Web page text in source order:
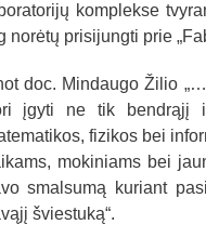
komplekse
norėtų prisijungti prie
doc. Mindaugo Žilio
įgyti ne tik bendrąjį
fizikos bei
mokiniams bei
smalsumą kuriant
šviestuką“.